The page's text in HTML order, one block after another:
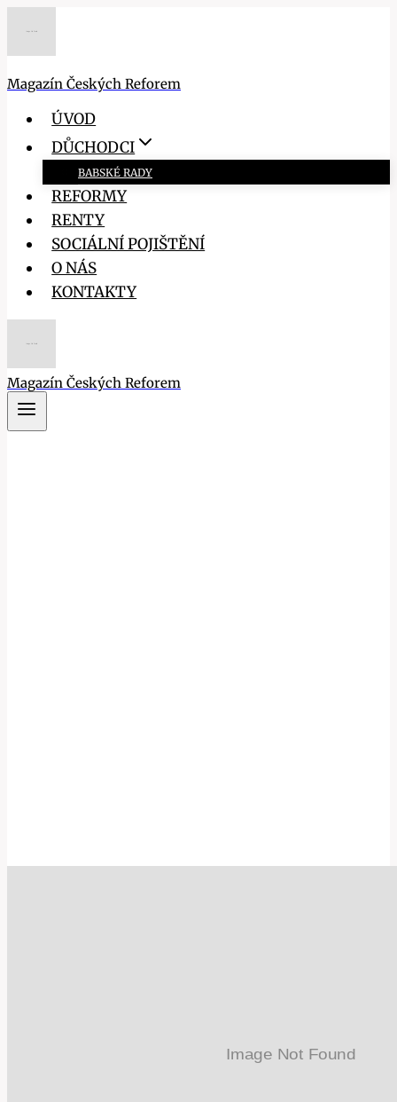
Magazín Českých Reforem
ÚVOD
DŮCHODCI
BABSKÉ RADY
REFORMY
RENTY
SOCIÁLNÍ POJIŠTĚNÍ
O NÁS
KONTAKTY
Magazín Českých Reforem